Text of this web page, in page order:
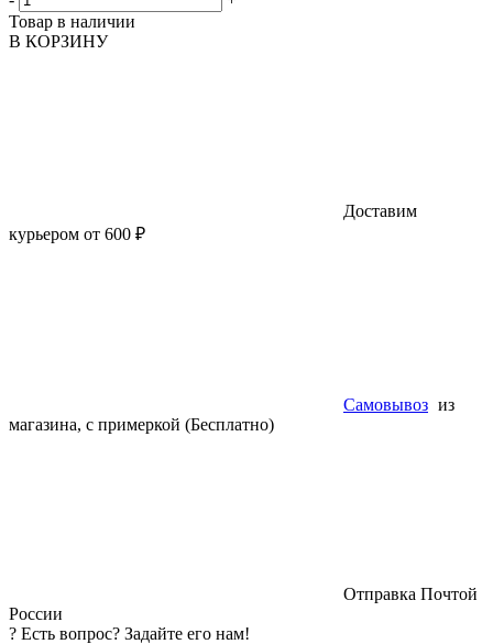
Товар в наличии
В КОРЗИНУ
Доставим
курьером от 600 ₽
Самовывоз из
магазина, с примеркой (Бесплатно)
Отправка Почтой
России
? Есть вопрос? Задайте его нам!